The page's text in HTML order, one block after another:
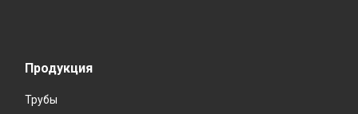
Продукция
Трубы